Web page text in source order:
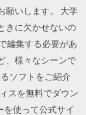
願いします。 大学
きに欠かせないの
編集する必要があ
、様々なシーンで
ソフトをご紹介
スを無料でダウン
を使って公式サイ